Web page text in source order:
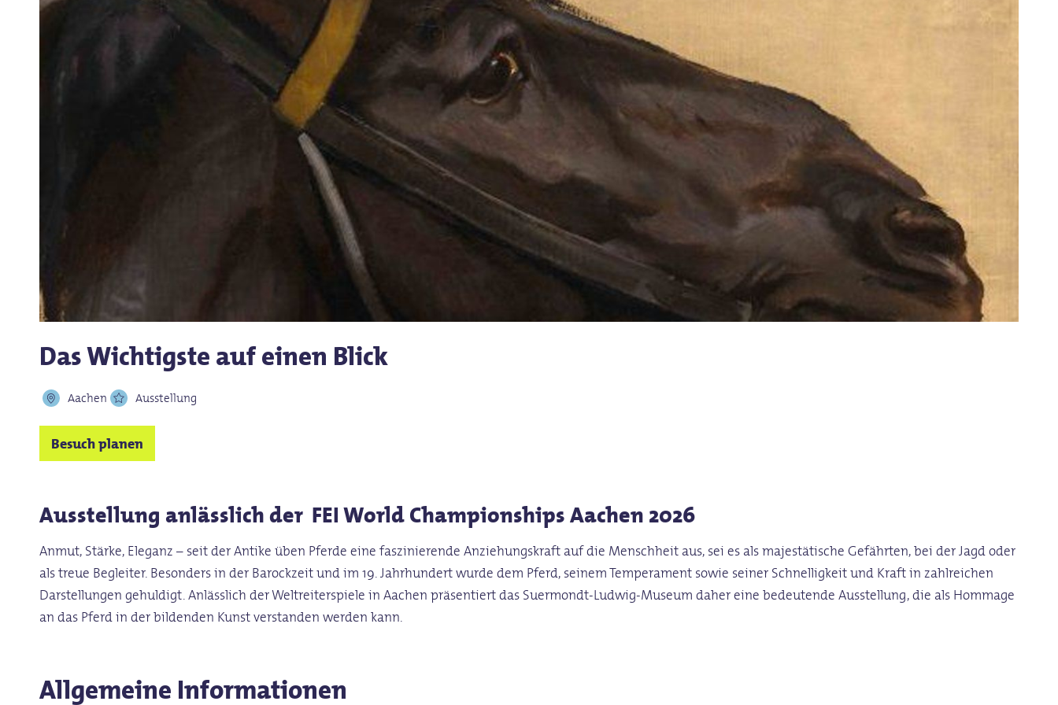
Das Wichtigste auf einen Blick
Aachen Ausstellung
Besuch planen
Ausstellung anlässlich der FEI World Championships Aachen 2026
Anmut, Stärke, Eleganz – seit der Antike üben Pferde eine faszinierende Anziehungskraft auf die Menschheit aus, sei es als majestätische Gefährten, bei der Jagd oder
als treue Begleiter. Besonders in der Barockzeit und im 19. Jahrhundert wurde dem Pferd, seinem Temperament sowie seiner Schnelligkeit und Kraft in zahlreichen
Darstellungen gehuldigt. Anlässlich der Weltreiterspiele in Aachen präsentiert das Suermondt-Ludwig-Museum daher eine bedeutende Ausstellung, die als Hommage
an das Pferd in der bildenden Kunst verstanden werden kann.
Allgemeine Informationen